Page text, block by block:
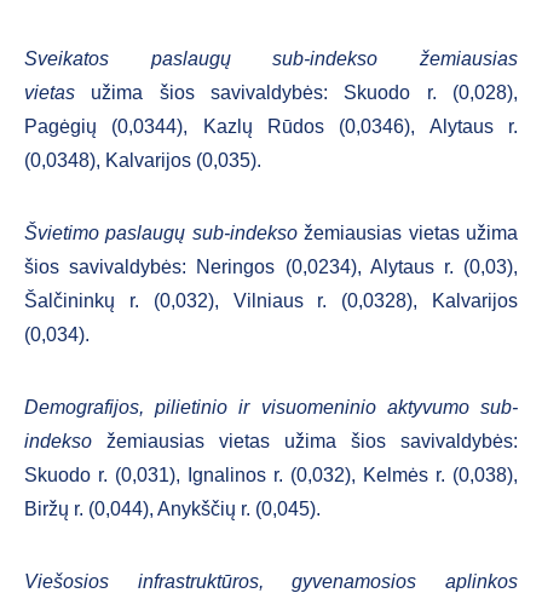
Sveikatos paslaugų sub-indekso žemiausias
vietas užima šios savivaldybės: Skuodo r. (0,028),
Pagėgių (0,0344), Kazlų Rūdos (0,0346), Alytaus r.
(0,0348), Kalvarijos (0,035).
Švietimo paslaugų sub-indeksožemiausias vietas užima
šios savivaldybės: Neringos (0,0234), Alytaus r. (0,03),
Šalčininkų r. (0,032), Vilniaus r. (0,0328), Kalvarijos
(0,034).
Demografijos, pilietinio ir visuomeninio aktyvumo sub-
indekso žemiausias vietas užima šios savivaldybės:
Skuodo r. (0,031), Ignalinos r. (0,032), Kelmės r. (0,038),
Biržų r. (0,044), Anykščių r. (0,045).
Viešosios infrastruktūros, gyvenamosios aplinkos